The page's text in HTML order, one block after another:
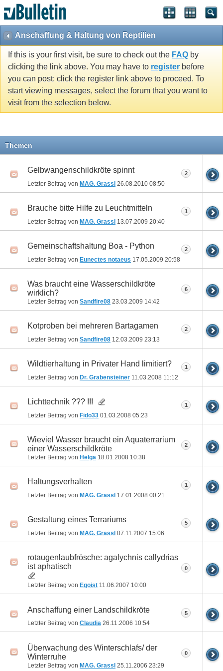
Anschaffung & Haltung von Reptilien
If this is your first visit, be sure to check out the FAQ by
clicking the link above. You may have to register before
you can post: click the register link above to proceed. To
start viewing messages, select the forum that you want to
visit from the selection below.
Themen
Gelbwangenschildkröte spinnt
Letzter Beitrag von MAG. Grassl 26.08.2010 08:50
2
Brauche bitte Hilfe zu Leuchtmitteln
Letzter Beitrag von MAG. Grassl 13.07.2009 20:40
1
Gemeinschaftshaltung Boa - Python
Letzter Beitrag von Eunectes notaeus 17.05.2009 20:58
2
Was braucht eine Wasserschildkröte
wirklich?
Letzter Beitrag von Sandfire08 23.03.2009 14:42
6
Kotproben bei mehreren Bartagamen
Letzter Beitrag von Sandfire08 12.03.2009 23:13
2
Wildtierhaltung in Privater Hand limitiert?
Letzter Beitrag von Dr. Grabensteiner 11.03.2008 11:12
1
Lichttechnik ??? !!!
Letzter Beitrag von Fido33 01.03.2008 05:23
1
Wieviel Wasser braucht ein Aquaterrarium
einer Wasserschildkröte
Letzter Beitrag von Helga 18.01.2008 10:38
2
Haltungsverhalten
Letzter Beitrag von MAG. Grassl 17.01.2008 00:21
1
Gestaltung eines Terrariums
Letzter Beitrag von MAG. Grassl 07.11.2007 15:06
5
rotaugenlaubfrösche: agalychnis callydrias
ist aphatisch
Letzter Beitrag von Egoist 11.06.2007 10:00
0
Anschaffung einer Landschildkröte
Letzter Beitrag von Claudia 26.11.2006 10:54
5
Überwachung des Winterschlafs/ der
Winterruhe
Letzter Beitrag von MAG. Grassl 25.11.2006 23:29
0